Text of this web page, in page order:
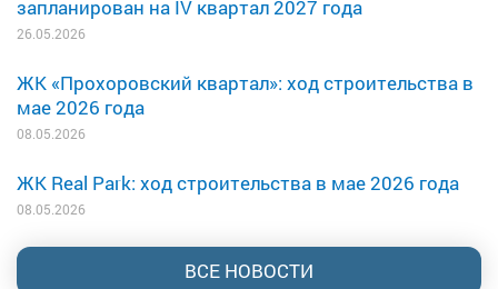
запланирован на IV квартал 2027 года
26.05.2026
ЖК «Прохоровский квартал»: ход строительства в
мае 2026 года
08.05.2026
ЖК Real Park: ход строительства в мае 2026 года
08.05.2026
ВСЕ НОВОСТИ